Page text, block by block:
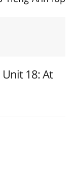
Unit 18: At